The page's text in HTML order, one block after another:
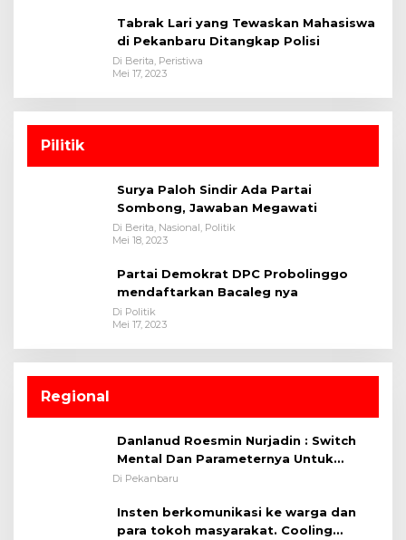
Tabrak Lari yang Tewaskan Mahasiswa
di Pekanbaru Ditangkap Polisi
Di Berita, Peristiwa
Mei 17, 2023
Pilitik
Surya Paloh Sindir Ada Partai
Sombong, Jawaban Megawati
Di Berita, Nasional, Politik
Mei 18, 2023
Partai Demokrat DPC Probolinggo
mendaftarkan Bacaleg nya
Di Politik
Mei 17, 2023
Regional
Danlanud Roesmin Nurjadin : Switch
Mental Dan Parameternya Untuk
Melaksanakan ✈
Di Pekanbaru
Insten berkomunikasi ke warga dan
para tokoh masyarakat. Cooling